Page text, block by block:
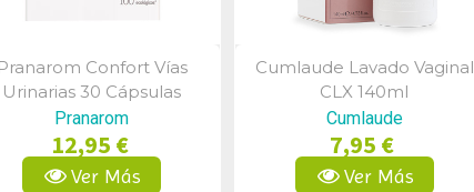
Vista Rápida
Pranarom Confort Vías
Urinarias 30 Cápsulas
Pranarom
12,95 €
Ver Más
Vista Rápida
Cumlaude Lavado Vaginal
CLX 140ml
Cumlaude
7,95 €
Ver Más